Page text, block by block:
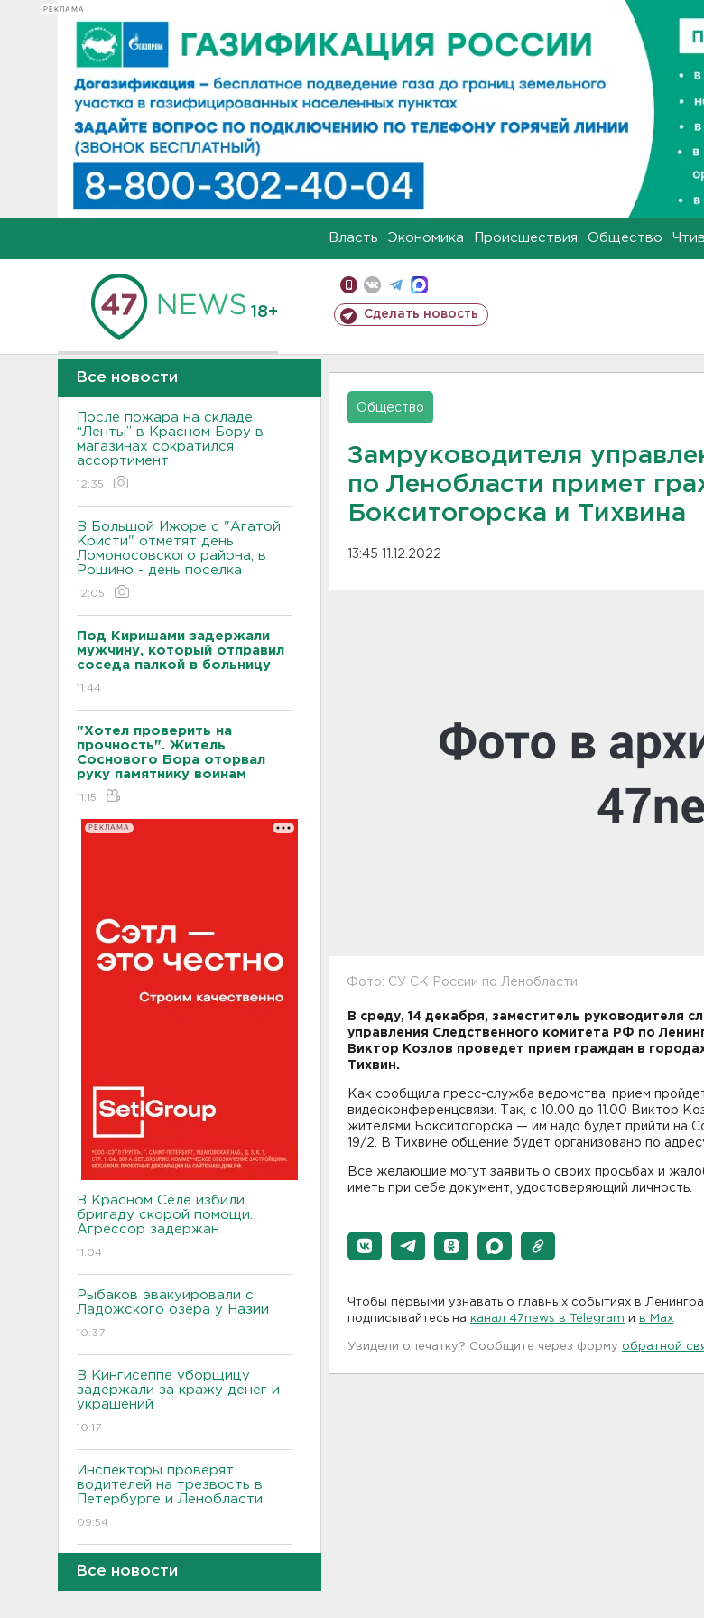
РЕКЛАМА
Власть Экономика Происшествия Общество
18+ Сделать новость
Все новости
После пожара на складе
“Ленты” в Красном Бору в
магазинах сократился
ассортимент
12:35
В Большой Ижоре с "Агатой
Кристи" отметят день
Ломоносовского района, в
Рощино - день поселка
12:05
Под Киришами задержали
мужчину, который отправил
соседа палкой в больницу
11:44
"Хотел проверить на
прочность". Житель
Соснового Бора оторвал
руку памятнику воинам
11:15
РЕКЛАМА
В Красном Селе избили
бригаду скорой помощи.
Агрессор задержан
11:04
Рыбаков эвакуировали с
Ладожского озера у Назии
10:37
В Кингисеппе уборщицу
задержали за кражу денег и
украшений
10:17
Инспекторы проверят
водителей на трезвость в
Петербурге и Ленобласти
09:54
Почти 400 за ночь, почти 90 -
за утро - беспилотники
атакуют регионы России
Все новости
Общество
Замруководителя
по Ленобласти примет
Бокситогорска и Тихвина
13:45 11.12.2022
Фото: СУ СК России по Ленобласти
В среду, 14 декабря, заместитель руководителя
управления Следственного комитета РФ по
Виктор Козлов проведет прием граждан в
Тихвин.
Как сообщила пресс-служба ведомства, прием
видеоконференцсвязи. Так, с 10.00 до 11.00 Виктор
жителями Бокситогорска — им надо будет прийти на
19/2. В Тихвине общение будет организовано по
Все желающие могут заявить о своих просьбах и
иметь при себе документ, удостоверяющий личность.
Чтобы первыми узнавать о главных событиях в
подписывайтесь на канал 47news в Telegram и в Maх
Увидели опечатку? Сообщите через форму обратной